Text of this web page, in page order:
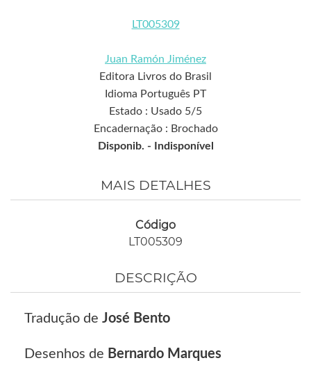
LT005309
Juan Ramón Jiménez
Editora Livros do Brasil
Idioma Português PT
Estado : Usado 5/5
Encadernação : Brochado
Disponib. -
Indisponível
MAIS DETALHES
Código
LT005309
DESCRIÇÃO
Tradução de José Bento
Desenhos de Bernardo Marques